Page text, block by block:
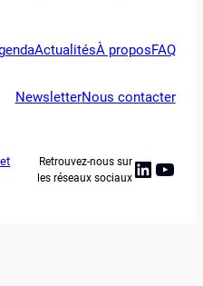
ActualitésÀ proposFAQ
NewsletterNous contacter
Retrouvez-nous sur
les réseaux sociaux